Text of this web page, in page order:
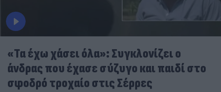
«Τα έχω χάσει όλα»: Συγκλονίζει ο
άνδρας που έχασε σύζυγο και παιδί στο
σφοδρό τροχαίο στις Σέρρες